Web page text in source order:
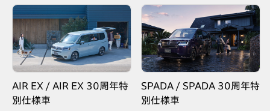
AIR EX / AIR EX 30周年特
別仕様車
SPADA / SPADA 30周年特
別仕様車